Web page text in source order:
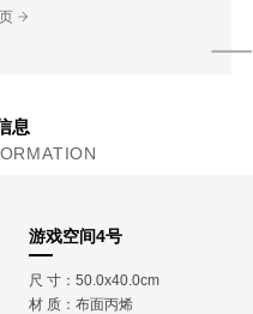
息
游戏空间4号
尺 寸：50.0x40.0cm
材 质： 布面丙烯